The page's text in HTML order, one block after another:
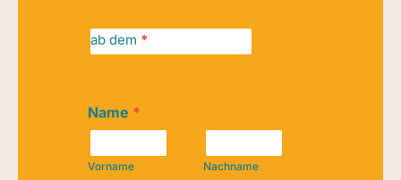
ab dem *
Name *
Vorname
Vorname
Nachname
Nachname